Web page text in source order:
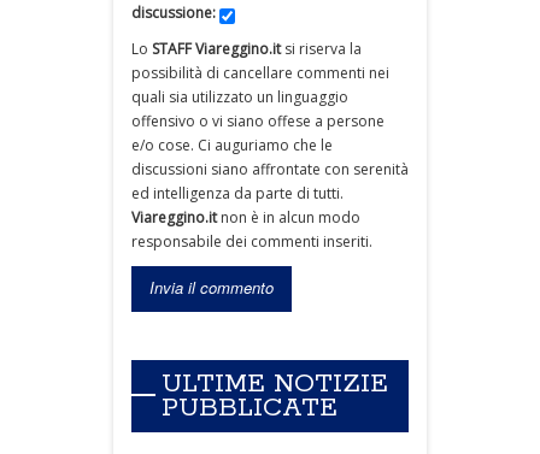
discussione:
Lo STAFF Viareggino.itsi riserva la
possibilità di cancellare commenti nei
quali sia utilizzato un linguaggio
offensivo o vi siano offese a persone
e/o cose. Ci auguriamo che le
discussioni siano affrontate con serenità
ed intelligenza da parte di tutti.
Viareggino.itnon è in alcun modo
responsabile dei commenti inseriti.
ULTIME NOTIZIE
PUBBLICATE